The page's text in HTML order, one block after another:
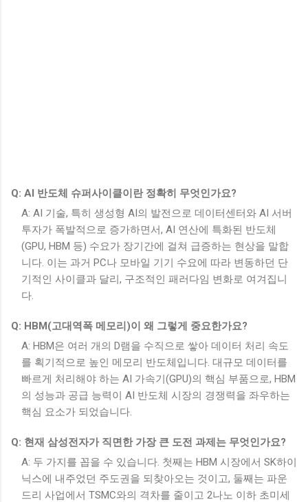
Q: AI 반도체 슈퍼사이클이란 정확히 무엇인가요?
A: AI 기술, 특히 생성형 AI의 발전으로 데이터센터와 AI 서버
투자가 폭발적으로 증가하면서, AI 연산에 특화된 반도체
(GPU, HBM 등) 수요가 장기간에 걸쳐 급증하는 현상을 말합
니다. 이는 과거 PC나 모바일 기기 수요에 따라 변동하던 단
기적인 사이클과 달리, 구조적인 패러다임 변화로 여겨집니
다.
Q: HBM(고대역폭 메모리)이 왜 그렇게 중요한가요?
A: HBM은 여러 개의 D램을 수직으로 쌓아 데이터 처리 속도
를 획기적으로 높인 메모리 반도체입니다. 대규모 데이터를
빠르게 처리해야 하는 AI 가속기(GPU)의 핵심 부품으로, HBM
의 성능과 공급 능력이 AI 반도체 시장의 경쟁력을 좌우하는
핵심 요소가 되었습니다.
Q: 현재 삼성전자가 직면한 가장 큰 도전 과제는 무엇인가요?
A: 두 가지를 꼽을 수 있습니다. 첫째는 HBM 시장에서 SK하이
닉스에 내주었던 주도권을 되찾아오는 것이고, 둘째는 파운
드리 사업에서 TSMC와의 격차를 줄이고 2나노 이하 초미세